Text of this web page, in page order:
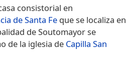
consistorial en
de Santa Fe que se localiza en
de Soutomayor se
de la iglesia de Capilla San